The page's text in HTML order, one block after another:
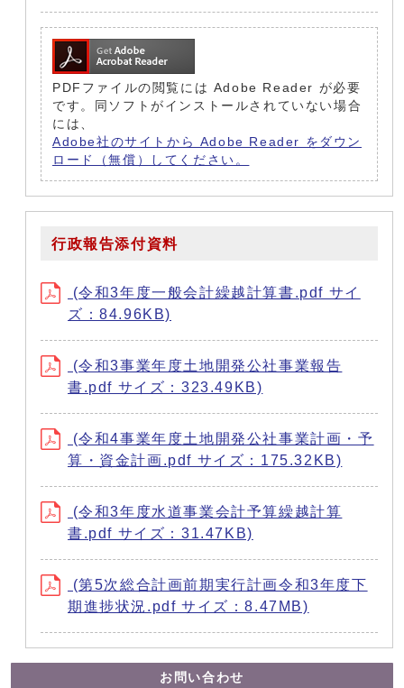
PDFファイルの閲覧には Adobe Reader が必要
です。同ソフトがインストールされていない場合
には、
Adobe社のサイトから Adobe Reader をダウン
ロード（無償）してください。
行政報告添付資料
(令和3年度一般会計繰越計算書.pdf サイ
ズ：84.96KB)
(令和3事業年度土地開発公社事業報告
書.pdf サイズ：323.49KB)
(令和4事業年度土地開発公社事業計画・予
算・資金計画.pdf サイズ：175.32KB)
(令和3年度水道事業会計予算繰越計算
書.pdf サイズ：31.47KB)
(第5次総合計画前期実行計画令和3年度下
期進捗状況.pdf サイズ：8.47MB)
お問い合わせ